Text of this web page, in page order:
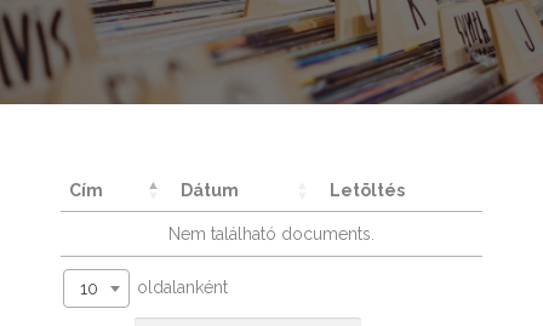
Cím Dátum Letöltés
Nem található documents.
10 oldalanként